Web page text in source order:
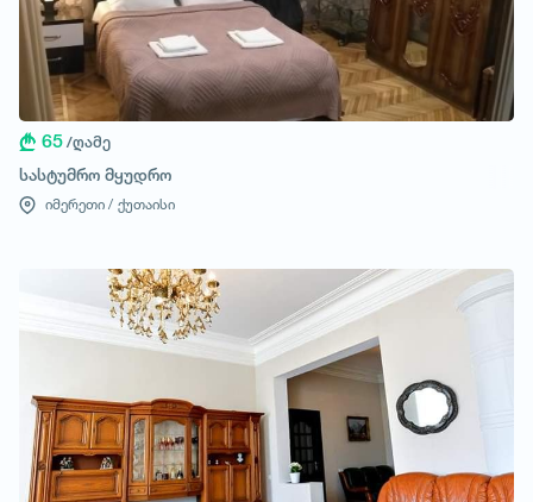
65 /ღამე
სასტუმრო მყუდრო
იმერეთი / ქუთაისი